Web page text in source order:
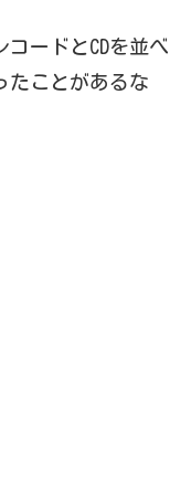
ードとCDを並べ
たことがあるな